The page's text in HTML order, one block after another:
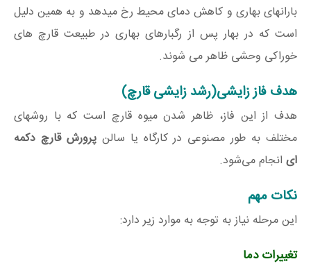
بارانهای بهاری و کاهش دمای محیط رخ میدهد و به همین دلیل
است که در بهار پس از رگبارهای بهاری در طبیعت قارچ های
خوراکی وحشی ظاهر می شوند.
هدف فاز زایشی(رشد زایشی قارچ)
هدف از این فاز، ظاهر شدن میوه قارچ است که با روشهای
مختلف به طور مصنوعی در کارگاه یا سالن پرورش قارچ دکمه‌
ای انجام می‌شود.
نکات مهم
این مرحله نیاز به توجه به موارد زیر دارد:
تغییرات دما